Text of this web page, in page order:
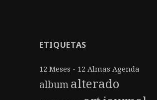
ETIQUETAS
12 Meses - 12 Almas Agenda
albumalterado